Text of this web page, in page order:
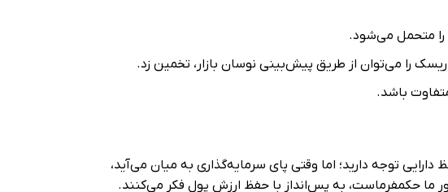
را متحمل می‌شود.‏
را می‌توان از ‏طریق پیش‌بینی نوسان بازار، تخمین زد.‏
باشد.
توجه ‏دارید؛ اما وقتی پای سرمایه‌گذاری به میان می‌آید،
ما حکمفرماست، به پس‌انداز با حفظ ارزش پول فکر می‌کنند.